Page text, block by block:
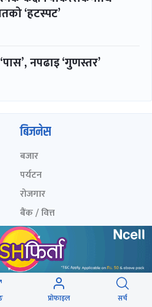
‘हटस्पट’
नपढाइ ‘गुणस्तर’
प्रोफाइल सर्च
बिजनेस
बजार
पर्यटन
रोजगार
बैंक / वित्त
अटो
सूचना-प्रविधि